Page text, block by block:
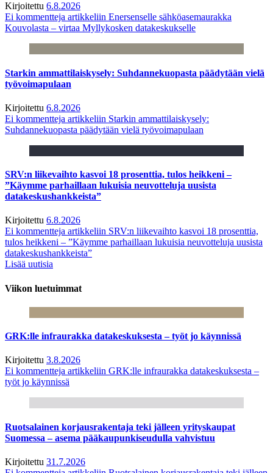
Kirjoitettu 6.8.2026
Ei kommentteja artikkeliin Enersenselle sähköasemaurakka
Kouvolasta – virtaa Myllykosken datakeskukselle
Starkin ammattilaiskysely: Suhdannekuopasta päädytään vielä
työvoimapulaan
Kirjoitettu 6.8.2026
Ei kommentteja artikkeliin Starkin ammattilaiskysely:
Suhdannekuopasta päädytään vielä työvoimapulaan
SRV:n liikevaihto kasvoi 18 prosenttia, tulos heikkeni –
”Käymme parhaillaan lukuisia neuvotteluja uusista
datakeskushankkeista”
Kirjoitettu 6.8.2026
Ei kommentteja artikkeliin SRV:n liikevaihto kasvoi 18 prosenttia,
tulos heikkeni – ”Käymme parhaillaan lukuisia neuvotteluja uusista
datakeskushankkeista”
Lisää uutisia
Viikon luetuimmat
GRK:lle infraurakka datakeskuksesta – työt jo käynnissä
Kirjoitettu 3.8.2026
Ei kommentteja artikkeliin GRK:lle infraurakka datakeskuksesta –
työt jo käynnissä
Ruotsalainen korjausrakentaja teki jälleen yrityskaupat
Suomessa – asema pääkaupunkiseudulla vahvistuu
Kirjoitettu 31.7.2026